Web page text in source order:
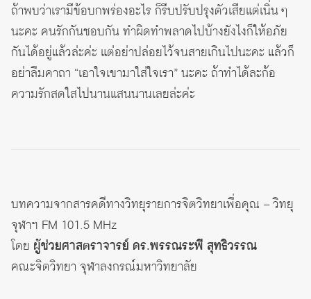
ถ้าพบว่าเรามีข้อบกพร่องอะไร ก็รีบปรับปรุงตัวเสียแต่เนิ่น ๆ
นะคะ คนรักกันชอบกัน ทำผิดทำพลาดไปบ้างยังไงก็ให้อภัย
กันได้อยู่แล้วล่ะค่ะ แต่อย่าปล่อยไว้จนสายเกินไปนะคะ แล้วก็
อย่าลืมคาถา “เอาใจเขามาใส่ใจเรา” นะคะ ถ้าทำได้ละก้อ
ความรักสดใสไปนานแสนนานเลยล่ะค่ะ
บทความจากสารคดีทางวิทยุรายการจิตวิทยาเพื่อคุณ – วิทยุ
จุฬาฯ FM 101.5 MHz
โดย ผู้ช่วยศาสตราจารย์ ดร.พรรณระพี สุทธิวรรณ
คณะจิตวิทยา จุฬาลงกรณ์มหาวิทยาลัย